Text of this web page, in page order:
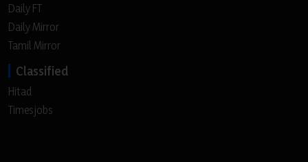
Daily FT
Daily Mirror
Tamil Mirror
Classified
Hitad
Timesjobs